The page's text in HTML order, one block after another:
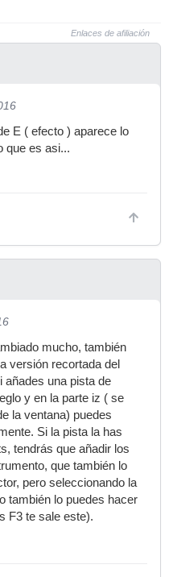
Enlaces de afiliación
E ( efecto ) aparece lo
que es asi...
mucho, también
versión recortada del
añades una pista de
y en la parte iz ( se
la ventana) puedes
Si la pista la has
tendrás que añadir los
que también lo
pero seleccionando la
también lo puedes hacer
F3 te sale este).